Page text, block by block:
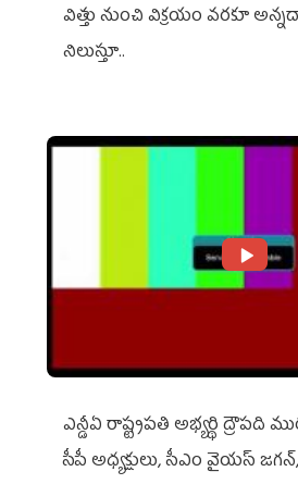
విత్తు నుంచి విక్రయం వరకూ
నిలుస్తూ..
ఎన్డీఏ రాష్ట్ర‌ప‌తి అభ్య‌ర్థి ద్రౌప‌ది
సీపీ అధ్య‌క్షులు, సీఎం వైయ‌స్